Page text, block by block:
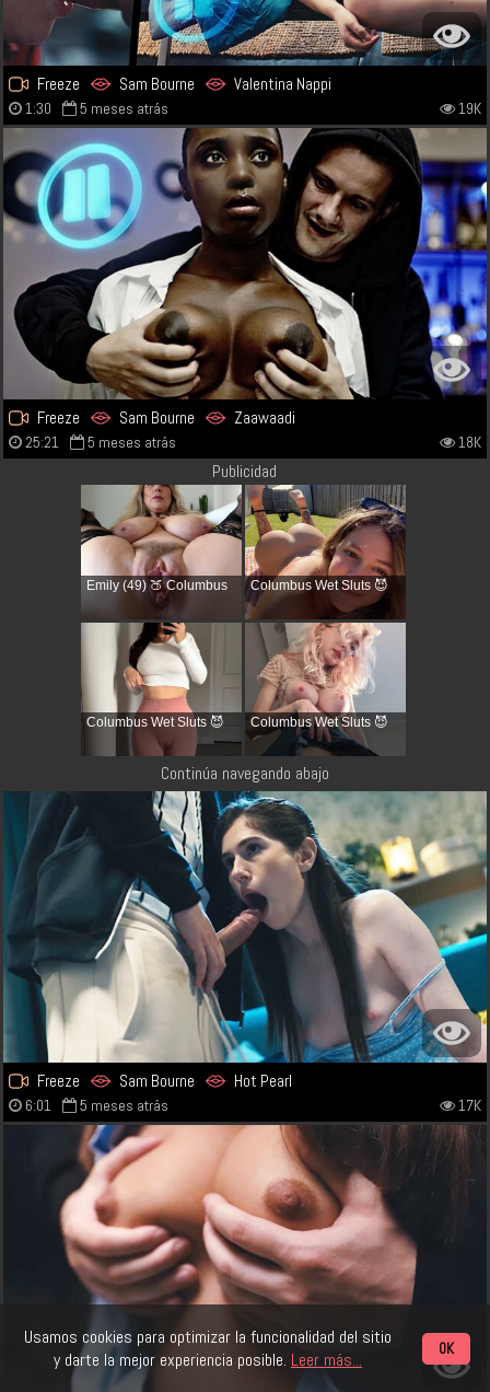
Usamos cookies para optimizar la funcionalidad del sitio
y darte la mejor experiencia posible. Leer más... OK
Freeze Sam Bourne Valentina Nappi
1:30 5 meses atrás 19K
Freeze Sam Bourne Zaawaadi
25:21 5 meses atrás 18K
Publicidad
Emily (49) 🍑 Columbus Columbus Wet Sluts 😈
Columbus Wet Sluts 😈 Columbus Wet Sluts 😈
Continúa navegando abajo
Freeze Sam Bourne Hot Pearl
6:01 5 meses atrás 17K